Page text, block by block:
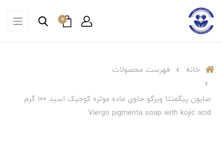
0
خانه فهرست محصولات
صابون پیگمنتا ویرگو حاوی ماده موثره کوجیک اسید 100 گرم
Viergo pigmenta soap with kojic acid